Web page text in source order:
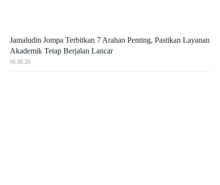
Jamaludin Jompa Terbitkan 7 Arahan Penting, Pastikan Layanan
Akademik Tetap Berjalan Lancar
06.08.26